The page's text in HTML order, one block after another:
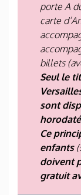
porte A
carte
billets
Seul le
sont
Ce
enfants
doivent
gratuit